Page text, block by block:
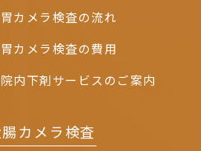
胃カメラ検査の流れ
胃カメラ検査の費用
院内下剤サービスのご案内
カメラ検査